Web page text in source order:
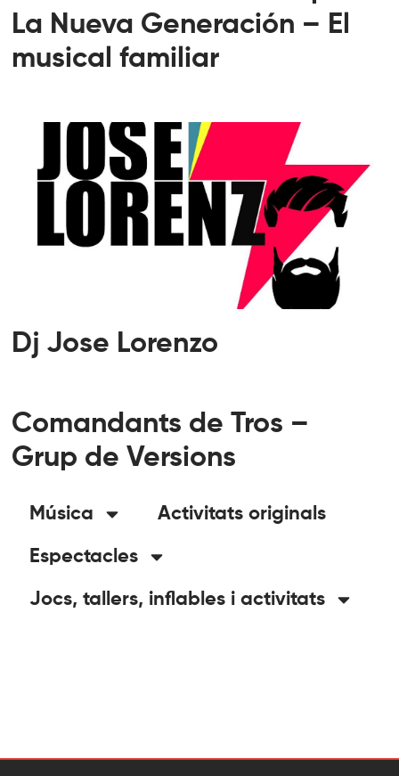
La Nueva Generación – El
musical familiar
Dj Jose Lorenzo
Comandants de Tros –
Grup de Versions
Música Activitats originals
Espectacles
Jocs, tallers, inflables i activitats